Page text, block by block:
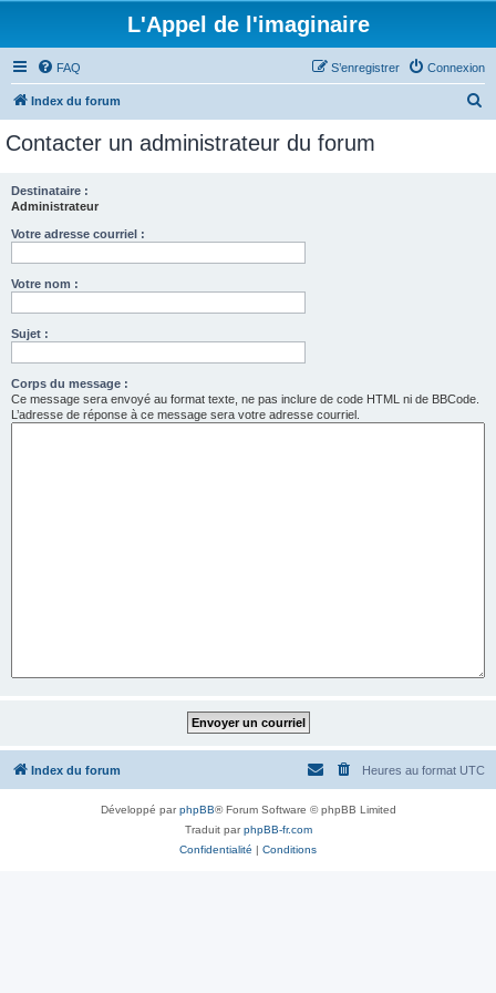
L'Appel de l'imaginaire
FAQ Connexion
S’enregistrer
Index du forum
Contacter un administrateur du forum
Destinataire :
Administrateur
Votre adresse courriel :
Votre nom :
Sujet :
Corps du message :
Ce message sera envoyé au format texte, ne pas inclure de code HTML ni de BBCode.
L’adresse de réponse à ce message sera votre adresse courriel.
Index du forum Heures au format UTC
Développé parphpBB® Forum Software © phpBB Limited
Traduit parphpBB-fr.com
Confidentialité | Conditions